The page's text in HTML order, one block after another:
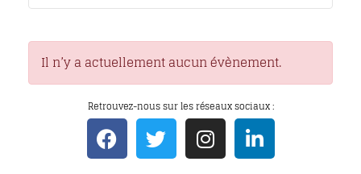
Il n’y a actuellement aucun évènement.
Retrouvez-nous sur les réseaux sociaux :